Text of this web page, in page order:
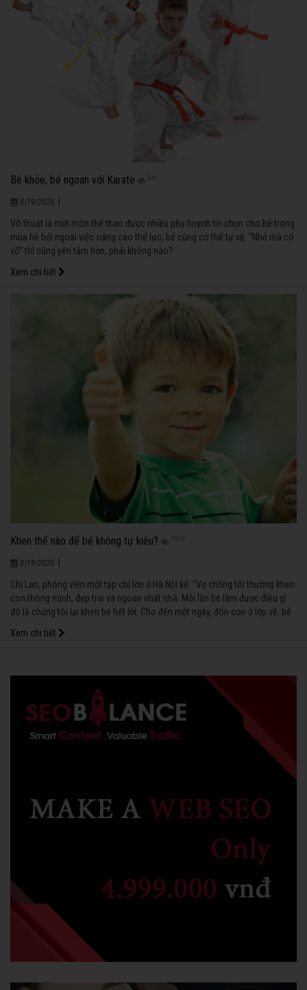
Bé khỏe, bé ngoan với Karate 861
8/19/2020
Võ thuật là một môn thể thao được nhiều phụ huynh tin chọn cho bé trong
mùa hè bởi ngoài việc nâng cao thể lực, bé cũng có thể tự vệ. “Nhỏ mà có
võ” thì cũng yên tâm hơn, phải không nào?
Xem chi tiết
Khen thế nào để bé không tự kiêu? 1023
8/19/2020 |
Chị Lan, phóng viên một tạp chí lớn ở Hà Nội kể: “Vợ chồng tôi thường khen
con thông minh, đẹp trai và ngoan nhất nhà. Mỗi lần bé làm được điều gì
đó là chúng tôi lại khen bé hết lời. Cho đến một ngày, đón con ở lớp về, bé
giật mình, những lời khen tưởng như khuyến khích con giờ đã biến bé thành
Xem chi tiết